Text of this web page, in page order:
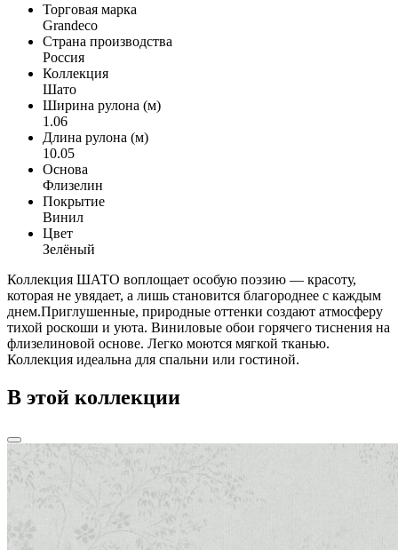
Торговая марка
Grandeco
Страна производства
Россия
Коллекция
Шато
Ширина рулона (м)
1.06
Длина рулона (м)
10.05
Основа
Флизелин
Покрытие
Винил
Цвет
Зелёный
Коллекция ШАТО воплощает особую поэзию — красоту,
которая не увядает, а лишь становится благороднее с каждым
днем.Приглушенные, природные оттенки создают атмосферу
тихой роскоши и уюта. Виниловые обои горячего тиснения на
флизелиновой основе. Легко моются мягкой тканью.
Коллекция идеальна для спальни или гостиной.
В этой коллекции